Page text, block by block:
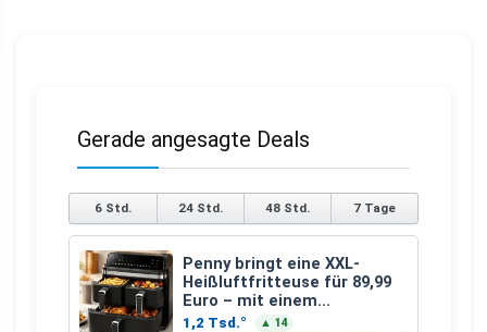
Gerade angesagte Deals
6 Std. 24 Std. 48 Std. 7 Tage
Penny bringt eine XXL-
Heißluftfritteuse für 89,99
Euro – mit einem
besonderen Vorteil
1,2 Tsd.° ▲ 14